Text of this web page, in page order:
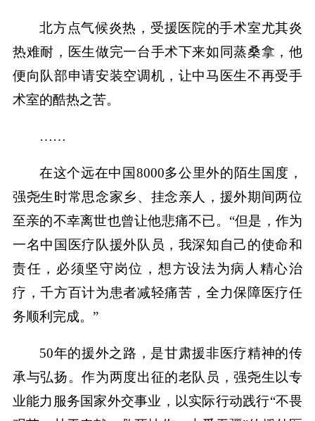
北方点气候炎热，受援医院的手术室尤其炎
热难耐，医生做完一台手术下来如同蒸桑拿，他
便向队部申请安装空调机，让中马医生不再受手
术室的酷热之苦。
……
在这个远在中国8000多公里外的陌生国度，
强尧生时常思念家乡、挂念亲人，援外期间两位
至亲的不幸离世也曾让他悲痛不已。“但是，作为
一名中国医疗队援外队员，我深知自己的使命和
责任，必须坚守岗位，想方设法为病人精心治
疗，千方百计为患者减轻痛苦，全力保障医疗任
务顺利完成。”
50年的援外之路，是甘肃援非医疗精神的传
承与弘扬。作为两度出征的老队员，强尧生以专
业能力服务国家外交事业，以实际行动践行“不畏